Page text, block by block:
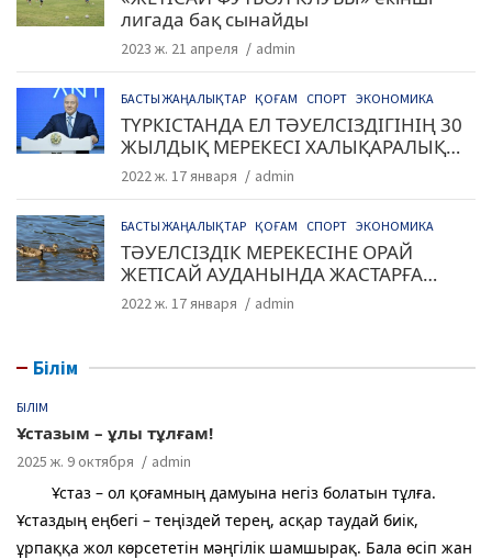
k
лигада бақ сынайды
2023 ж. 21 апреля admin
БАСТЫ ЖАҢАЛЫҚТАР ҚОҒАМ СПОРТ ЭКОНОМИКА
ТҮРКІСТАНДА ЕЛ ТӘУЕЛСІЗДІГІНІҢ 30
ЖЫЛДЫҚ МЕРЕКЕСІ ХАЛЫҚАРАЛЫҚ
ДЕҢГЕЙДЕ АТАЛЫП ӨТТІ
2022 ж. 17 января admin
БАСТЫ ЖАҢАЛЫҚТАР ҚОҒАМ СПОРТ ЭКОНОМИКА
ТӘУЕЛСІЗДІК МЕРЕКЕСІНЕ ОРАЙ
ЖЕТІСАЙ АУДАНЫНДА ЖАСТАРҒА
АРНАП ЖАҢА АЛЛЕЯ АШЫЛДЫ
2022 ж. 17 января admin
Білім
БІЛІМ
Ұстазым – ұлы тұлғам!
2025 ж. 9 октября admin
Ұстаз – ол қоғамның дамуына негіз болатын тұлға.
Ұстаздың еңбегі – теңіздей терең, асқар таудай биік,
ұрпаққа жол көрсететін мәңгілік шамшырақ. Бала өсіп жан